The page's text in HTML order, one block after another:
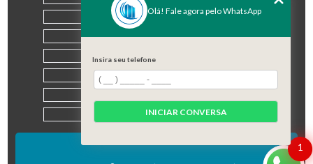
EMPRESA
PRODUTOS
MAPA DO SITE
1
Olá! Fale agora pelo WhatsApp
Insira seu telefone
INICIAR CONVERSA